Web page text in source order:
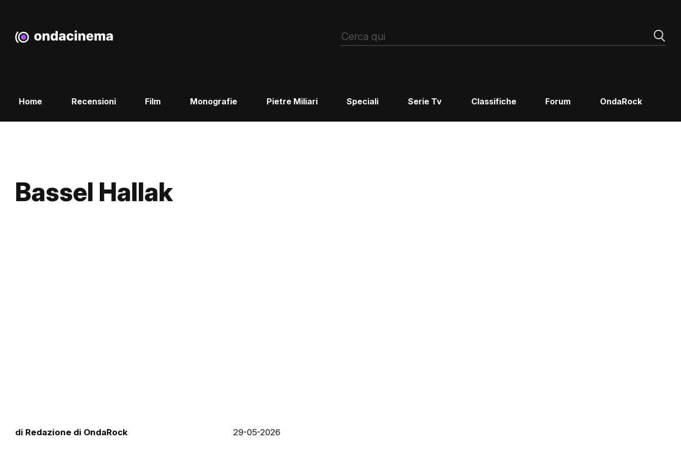
Home Recensioni Film Monografie Pietre Miliari Speciali Serie Tv Classifiche Forum OndaRock
Bassel Hallak
di Redazione di OndaRock 29-05-2026